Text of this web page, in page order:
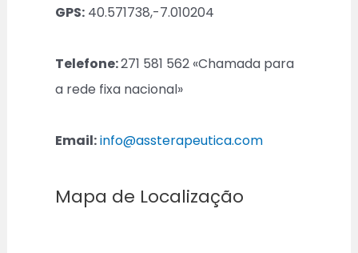
GPS:40.571738,-7.010204
Telefone:271 581 562 «Chamada para
a rede fixa nacional»
Email:info@assterapeutica.com
Mapa de Localização